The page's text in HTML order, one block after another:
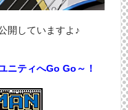
開していますよ♪
ニティへGo Go～！